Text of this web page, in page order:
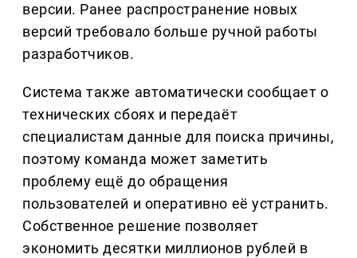
версии. Ранее распространение новых
версий требовало больше ручной работы
разработчиков.
Система также автоматически сообщает о
технических сбоях и передаёт
специалистам данные для поиска причины,
поэтому команда может заметить
проблему ещё до обращения
пользователей и оперативно её устранить.
Собственное решение позволяет
экономить десятки миллионов рублей в